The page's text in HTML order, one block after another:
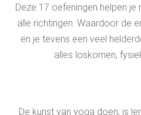
Deze 17 oefeningen helpen
alle richtingen. Waardoor de
en je tevens een veel
alles loskomen,
De kunst van yoga doen, is